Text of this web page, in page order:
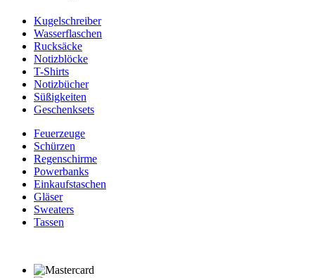
Kugelschreiber
Wasserflaschen
Rucksäcke
Notizblöcke
T-Shirts
Notizbücher
Süßigkeiten
Geschenksets
Feuerzeuge
Schürzen
Regenschirme
Powerbanks
Einkaufstaschen
Gläser
Sweaters
Tassen